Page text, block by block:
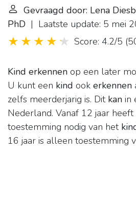
Gevraagd door: Lena
PhD | Laatste update: 5 mei
Score: 4.2/5 (
Kind erkennen op een later
U kunt een kind ook erkennen
zelfs meerderjarig is. Dit kan in
Nederland. Vanaf 12 jaar
toestemming nodig van het
16 jaar is alleen toestemming